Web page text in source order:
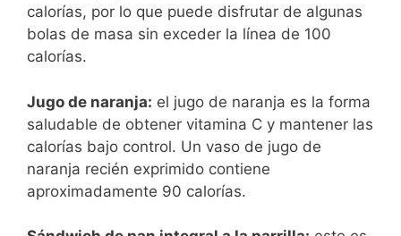
calorías, por lo que puede disfrutar de algunas
bolas de masa sin exceder la línea de 100
calorías.
Jugo de naranja: el jugo de naranja es la forma
saludable de obtener vitamina C y mantener las
calorías bajo control. Un vaso de jugo de
naranja recién exprimido contiene
aproximadamente 90 calorías.